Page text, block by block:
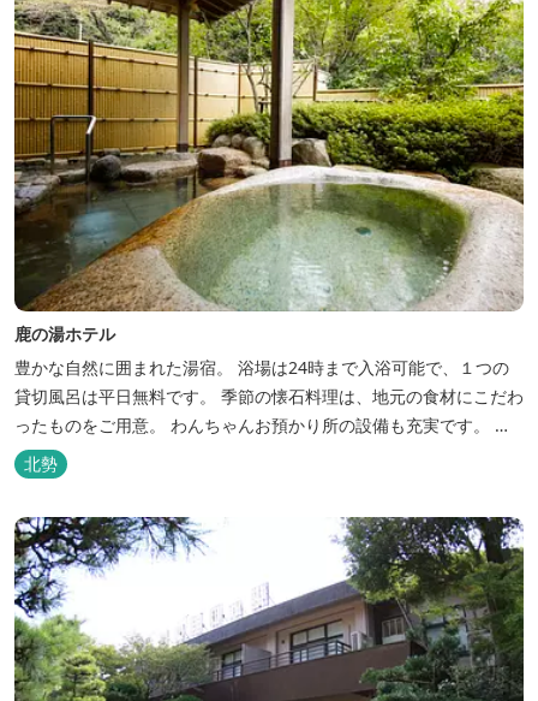
鹿の湯ホテル
豊かな自然に囲まれた湯宿。 浴場は24時まで入浴可能で、１つの
貸切風呂は平日無料です。 季節の懐石料理は、地元の食材にこだわ
ったものをご用意。 わんちゃんお預かり所の設備も充実です。 女
将手作りのお酢とカモシカソフトが人気です。 お食事処と大浴場の
脱衣所に最新の高機能換気設備を導入いたしました。
北勢